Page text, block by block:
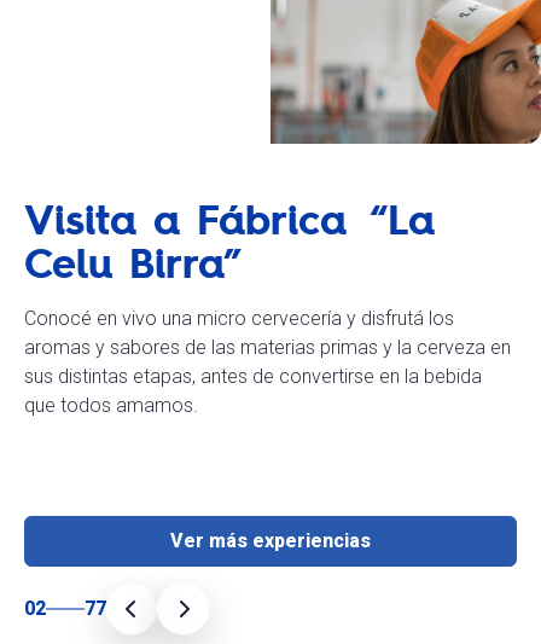
Visita a Fábrica “La
Celu Birra”
Conocé en vivo una micro cervecería y disfrutá los
aromas y sabores de las materias primas y la cerveza en
sus distintas etapas, antes de convertirse en la bebida
que todos amamos.
Ver más experiencias
02 77